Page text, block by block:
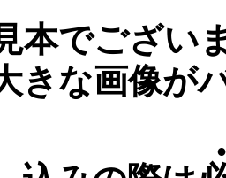
本でござい
きな画像が